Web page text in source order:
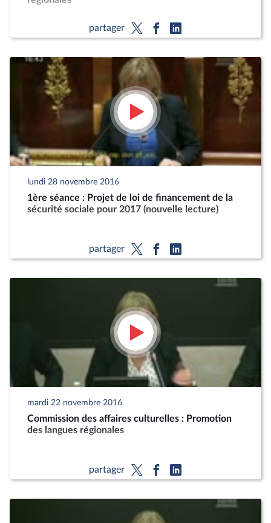
partager
lundi 28 novembre 2016
1ère séance : Projet de loi de financement de la
sécurité sociale pour 2017 (nouvelle lecture)
partager
mardi 22 novembre 2016
Commission des affaires culturelles : Promotion
des langues régionales
partager